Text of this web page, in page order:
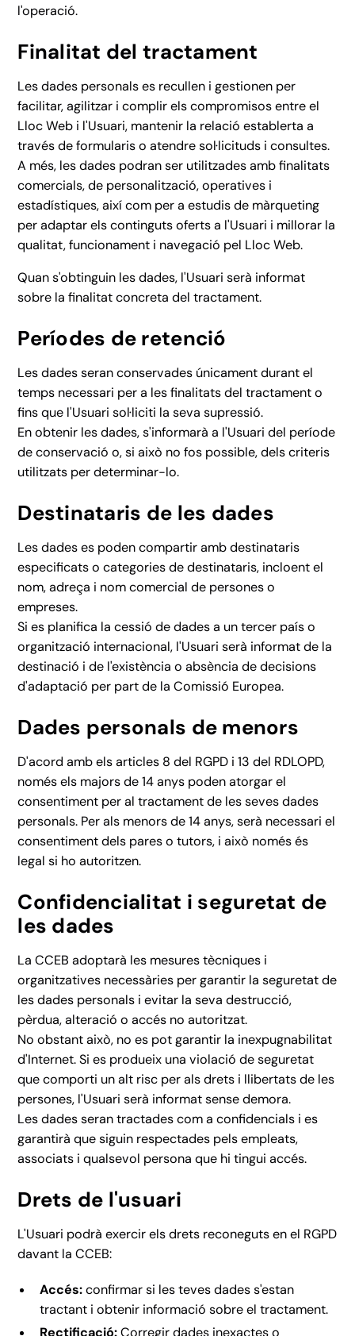
l'operació.
Finalitat del tractament
Les dades personals es recullen i gestionen per
facilitar, agilitzar i complir els compromisos entre el
Lloc Web i l'Usuari, mantenir la relació establerta a
través de formularis o atendre sol·licituds i consultes.
A més, les dades podran ser utilitzades amb finalitats
comercials, de personalització, operatives i
estadístiques, així com per a estudis de màrqueting
per adaptar els continguts oferts a l'Usuari i millorar la
qualitat, funcionament i navegació pel Lloc Web.
Quan s'obtinguin les dades, l'Usuari serà informat
sobre la finalitat concreta del tractament.
Períodes de retenció
Les dades seran conservades únicament durant el
temps necessari per a les finalitats del tractament o
fins que l'Usuari sol·liciti la seva supressió.
En obtenir les dades, s'informarà a l'Usuari del període
de conservació o, si això no fos possible, dels criteris
utilitzats per determinar-lo.
Destinataris de les dades
Les dades es poden compartir amb destinataris
especificats o categories de destinataris, incloent el
nom, adreça i nom comercial de persones o
empreses.
Si es planifica la cessió de dades a un tercer país o
organització internacional, l'Usuari serà informat de la
destinació i de l'existència o absència de decisions
d'adaptació per part de la Comissió Europea.
Dades personals de menors
D'acord amb els articles 8 del RGPD i 13 del RDLOPD,
només els majors de 14 anys poden atorgar el
consentiment per al tractament de les seves dades
personals. Per als menors de 14 anys, serà necessari el
consentiment dels pares o tutors, i això només és
legal si ho autoritzen.
Confidencialitat i seguretat de
les dades
La CCEB adoptarà les mesures tècniques i
organitzatives necessàries per garantir la seguretat de
les dades personals i evitar la seva destrucció,
pèrdua, alteració o accés no autoritzat.
No obstant això, no es pot garantir la inexpugnabilitat
d'Internet. Si es produeix una violació de seguretat
que comporti un alt risc per als drets i llibertats de les
persones, l'Usuari serà informat sense demora.
Les dades seran tractades com a confidencials i es
garantirà que siguin respectades pels empleats,
associats i qualsevol persona que hi tingui accés.
Drets de l'usuari
L'Usuari podrà exercir els drets reconeguts en el RGPD
davant la CCEB:
Accés:confirmar si les teves dades s'estan
tractant i obtenir informació sobre el tractament.
Rectificació:Corregir dades inexactes o